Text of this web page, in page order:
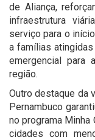
de Aliança,
infraestrutura
serviço para o
a famílias
emergencial para
região.
Outro destaque da
Pernambuco
no programa Minha
cidades com